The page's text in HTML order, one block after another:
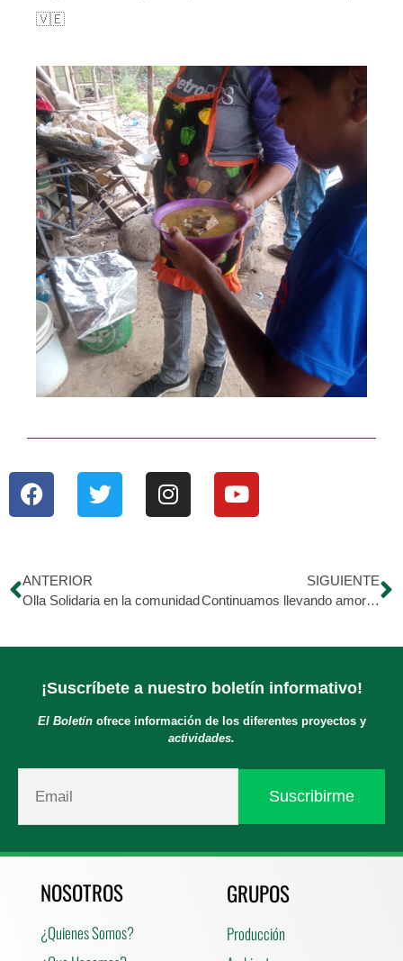
🇻🇪
ANTERIOR
Olla Solidaria en la comunidad
SIGUIENTE
Continuamos llevando amor y apoyo a nuestros amigos caninos a través de Manos por patas.
¡Suscríbete a nuestro boletín informativo!
El Boletínofrece información de los diferentes proyectos y
actividades.
NOSOTROS
¿Quienes Somos?
GRUPOS
Producción